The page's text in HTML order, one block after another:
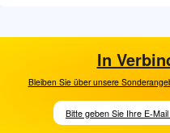
In
Bleiben Sie über unsere